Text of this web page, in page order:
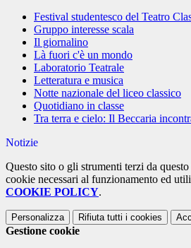
Festival studentesco del Teatro
Gruppo interesse scala
Il giornalino
Là fuori c'è un mondo
Laboratorio Teatrale
Letteratura e musica
Notte nazionale del liceo classico
Quotidiano in classe
Tra terra e cielo: Il Beccaria
Notizie
Questo sito o gli strumenti terzi da
cookie necessari al funzionamento ed
COOKIE POLICY.
Personalizza Rifiuta tutti i cookies
Gestione cookie